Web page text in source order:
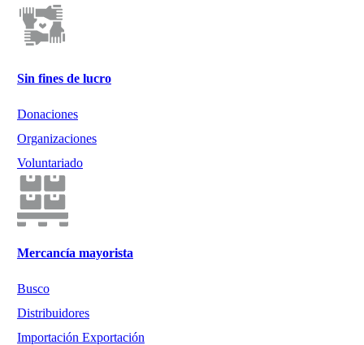
Sin fines de lucro
Donaciones
Organizaciones
Voluntariado
Mercancía mayorista
Busco
Distribuidores
Importación Exportación